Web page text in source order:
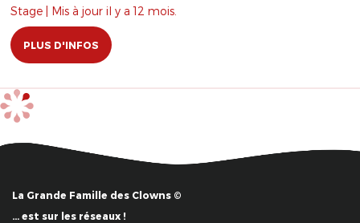
Stage | Mis à jour il y a 12 mois.
PLUS D'INFOS
La Grande Famille des Clowns ©
… est sur les réseaux !